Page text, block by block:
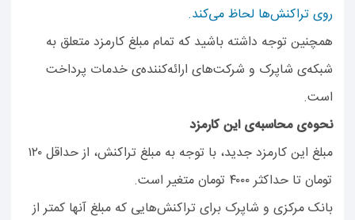
روی تراکنش‌ها لحاظ می‌کند.
همچنین توجه داشته باشید که تمام مبلغ کارمزد متعلق به
شبکه‌ی شاپرک و شرکت‌های ارائه‌کننده‌ی خدمات پرداخت
است.
نحوه‌ی محاسبه‌ی این کارمزد
مبلغ این کارمزد جدید، با توجه به مبلغ تراکنش، از حداقل ۱۲۰
تومان تا حداکثر ۴۰۰۰ تومان متغیر است.
بانک مرکزی و شاپرک برای تراکنش‌هایی که مبلغ آنها کمتر از